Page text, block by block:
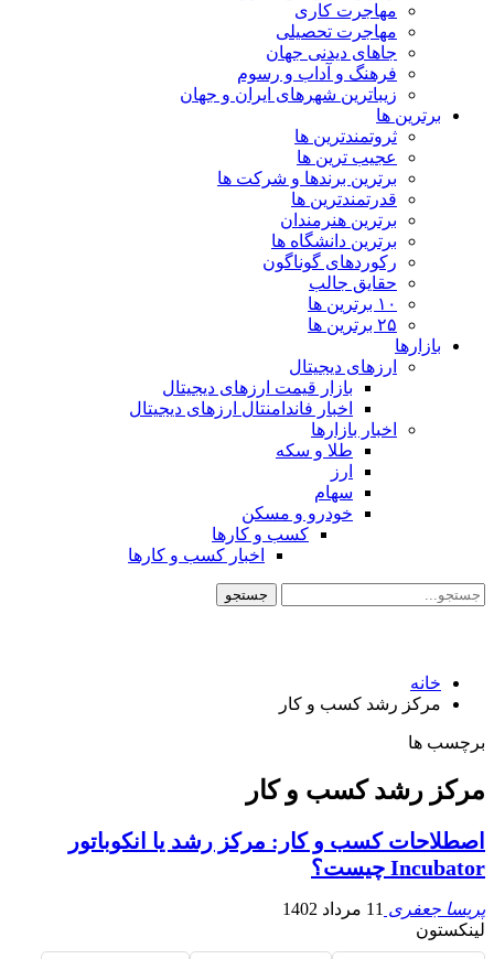
مهاجرت کاری
مهاجرت تحصیلی
جاهای دیدنی جهان
فرهنگ و آداب و رسوم
زیباترین شهرهای ایران و جهان
برترین ها
ثروتمندترین ها
عجیب ترین ها
برترین برندها و شرکت ها
قدرتمندترین ها
برترین هنرمندان
برترین دانشگاه ها
رکوردهای گوناگون
حقایق جالب
۱۰ برترین ها
۲۵ برترین ها
بازارها
ارزهای دیجیتال
بازار قیمت ارزهای دیجیتال
اخبار فاندامنتال ارزهای دیجیتال
اخبار بازارها
طلا و سکه
ارز
سهام
خودرو و مسکن
کسب و کارها
اخبار کسب و کارها
خانه
مرکز رشد کسب و کار
برچسب ها
مرکز رشد کسب و کار
اصطلاحات کسب و کار: مرکز رشد یا انکوباتور
Incubator چیست؟
پریسا جعفری 11 مرداد 1402
لینکستون